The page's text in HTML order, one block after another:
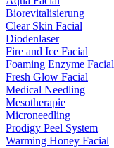
Biorevitalisierung
Clear Skin Facial
Diodenlaser
Fire and Ice Facial
Foaming Enzyme Facial
Fresh Glow Facial
Medical Needling
Mesotherapie
Microneedling
Prodigy Peel System
Warming Honey Facial